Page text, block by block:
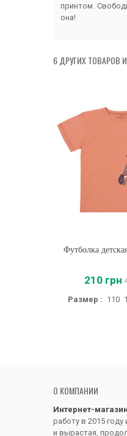
принтом.
она!
6 ДРУГИХ ТОВАРОВ
Купить
Футболка
210 грн
Размер : 110
О КОМПАНИИ
Интернет-
работу в 2015 году
и вырастая,